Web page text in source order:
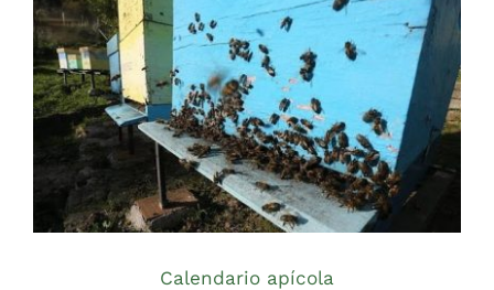
Calendario apícola
Apicultura CALENDARIO DE TRABAJO APICOLA
Noticias
Calendario apícola